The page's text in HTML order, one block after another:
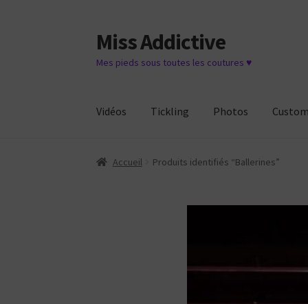
Aller
à
la
Aller
au
contenu
Miss Addictive
Mes pieds sous toutes les coutures ♥
Vidéos Tickling Photos Custom
Accueil Produits identifiés “Ballerines”